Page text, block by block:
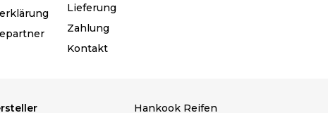
Lieferung
Zahlung
Kontakt
Hankook Reifen